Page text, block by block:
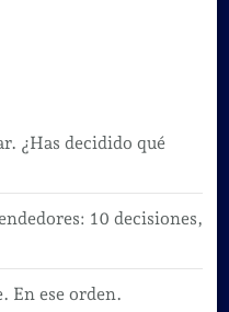
¿Has decidido qué
10 decisiones,
En ese orden.